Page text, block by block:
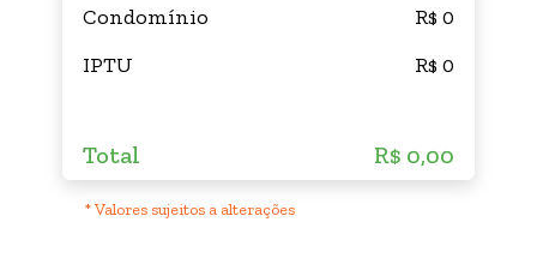
Condomínio
R$ 0
IPTU
R$ 0
Total R$ 0,00
* Valores sujeitos a alterações